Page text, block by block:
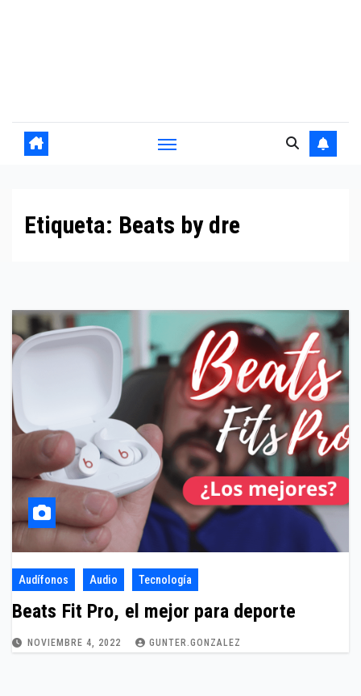
Etiqueta: Beats by dre
Audífonos Audio Tecnología
Beats Fit Pro, el mejor para deporte
NOVIEMBRE 4, 2022 GUNTER.GONZALEZ